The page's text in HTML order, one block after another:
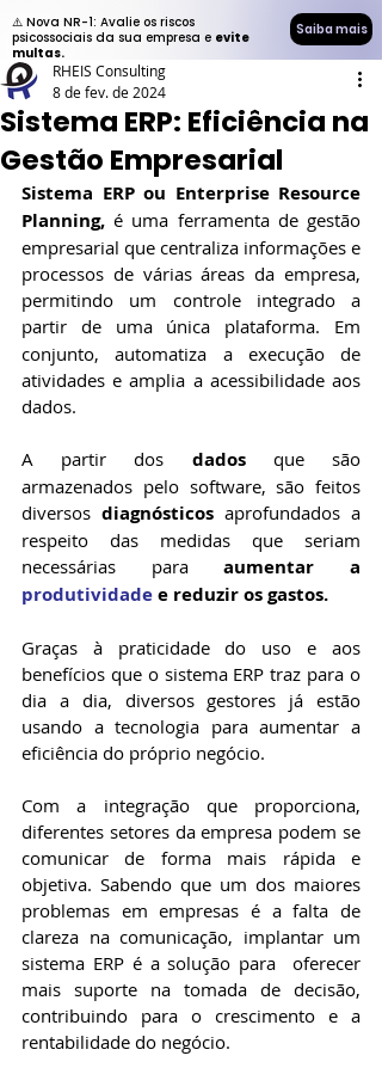
⚠️ Nova NR-1: Avalie os riscos
psicossociais da sua empresa e evite
multas.
Saiba mais
Sistema ERP: Eficiência na
Gestão Empresarial
RHEIS Consulting
8 de fev. de 2024
Sistema ERP ou Enterprise Resource
Planning, é uma ferramenta de gestão
empresarial que centraliza informações e
processos de várias áreas da empresa,
permitindo um controle integrado a
partir de uma única plataforma.
Em
conjunto, automatiza a execução de
atividades e amplia a acessibilidade aos
dados.
A partir dos dados que são
armazenados pelo software, são feitos
diversos diagnósticos aprofundados a
respeito das medidas que seriam
necessárias para
produtividade e reduzir os gastos.
Graças à praticidade do uso e aos
benefícios que o sistema ERP traz para o
dia a dia, diversos gestores já estão
usando a tecnologia para aumentar a
eficiência do próprio negócio.
Com a integração que proporciona,
diferentes setores da empresa podem se
comunicar de forma mais rápida e
objetiva. Sabendo que um dos maiores
problemas em empresas é a falta de
clareza na comunicação, implantar um
sistema ERP é a solução para  oferecer
mais suporte na tomada de decisão,
contribuindo para o crescimento e a
rentabilidade do negócio.